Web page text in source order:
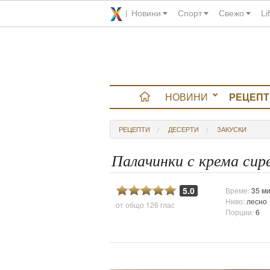
Новини Спорт Свежо
НОВИНИ
РЕЦЕПТИ ДЕСЕРТИ ЗАКУСКИ
Палачинки с крема
5.0
от общо 126 глас
Време:35
Ниво: лесно
Порции:6